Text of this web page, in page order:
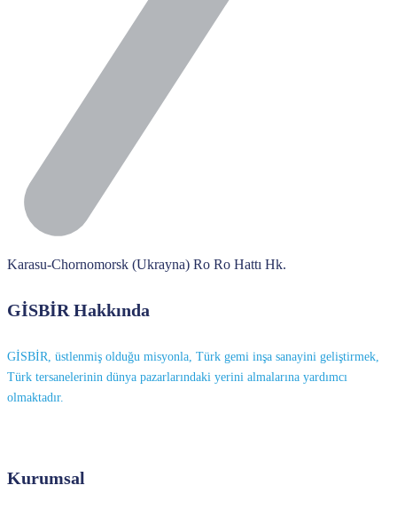
Karasu-Chornomorsk (Ukrayna) Ro Ro Hattı Hk.
GİSBİR Hakkında
GİSBİR, üstlenmiş olduğu misyonla, Türk gemi inşa sanayini geliştirmek,
Türk tersanelerinin dünya pazarlarındaki yerini almalarına yardımcı
olmaktadır.
Kurumsal